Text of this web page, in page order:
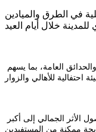
في الطرق والميادين